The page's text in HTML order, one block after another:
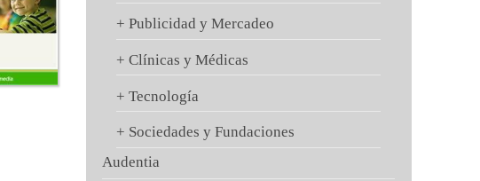
+ Publicidad y Mercadeo
+ Clínicas y Médicas
+ Tecnología
+ Sociedades y Fundaciones
Audentia